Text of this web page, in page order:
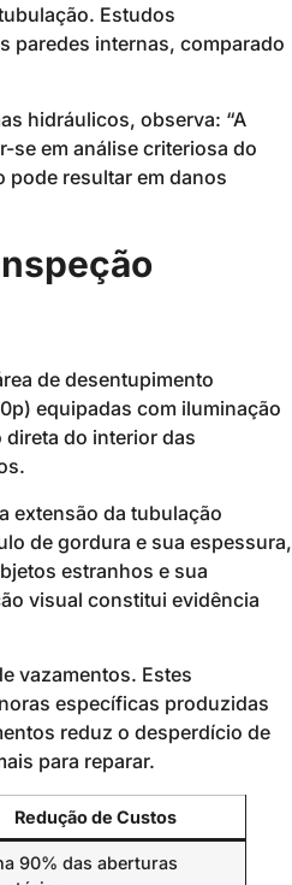
Estudos
paredes internas, comparado
hidráulicos, observa: “A
se em análise criteriosa do
pode resultar em danos
de desentupimento
equipadas com iluminação
direta do interior das
extensão da tubulação
de gordura e sua espessura,
estranhos e sua
visual constitui evidência
vazamentos. Estes
específicas produzidas
reduz o desperdício de
para reparar.
Redução de Custos
90% das aberturas